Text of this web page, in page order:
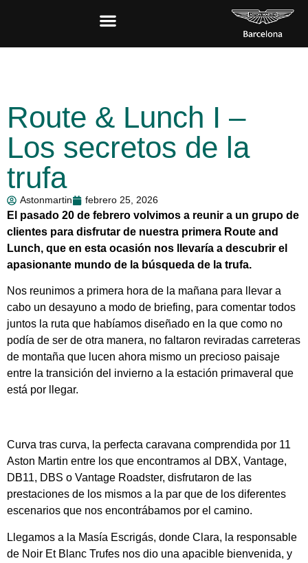
Route & Lunch I –
Los secretos de la
trufa
Astonmartin febrero 25, 2026
El pasado 20 de febrero volvimos a reunir a un grupo de
clientes para disfrutar de nuestra primera Route and
Lunch, que en esta ocasión nos llevaría a descubrir el
apasionante mundo de la búsqueda de la trufa.
Nos reunimos a primera hora de la mañana para llevar a
cabo un desayuno a modo de briefing, para comentar todos
juntos la ruta que habíamos diseñado en la que como no
podía de ser de otra manera, no faltaron reviradas carreteras
de montaña que lucen ahora mismo un precioso paisaje
entre la transición del invierno a la estación primaveral que
está por llegar.
Curva tras curva, la perfecta caravana comprendida por 11
Aston Martin entre los que encontramos al DBX, Vantage,
DB11, DBS o Vantage Roadster, disfrutaron de las
prestaciones de los mismos a la par que de los diferentes
escenarios que nos encontrábamos por el camino.
Llegamos a la Masía Escrigás, donde Clara, la responsable
de Noir Et Blanc Trufes nos dio una apacible bienvenida, y